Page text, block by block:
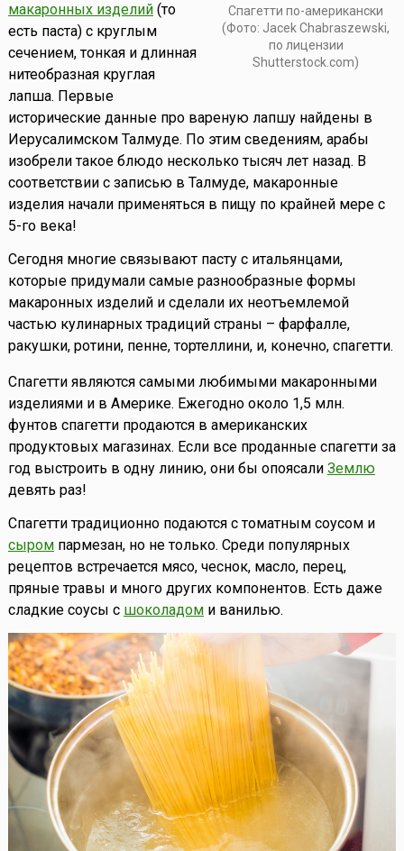
Спагетти по-американски
(Фото: Jacek Chabraszewski,
по лицензии
Shutterstock.com)
макаронных изделий(то
есть паста) с круглым
сечением, тонкая и длинная
нитеобразная круглая
лапша. Первые
исторические данные про вареную лапшу найдены в
Иерусалимском Талмуде. По этим сведениям, арабы
изобрели такое блюдо несколько тысяч лет назад. В
соответствии с записью в Талмуде, макаронные
изделия начали применяться в пищу по крайней мере с
5-го века!
Сегодня многие связывают пасту с итальянцами,
которые придумали самые разнообразные формы
макаронных изделий и сделали их неотъемлемой
частью кулинарных традиций страны – фарфалле,
ракушки, ротини, пенне, тортеллини, и, конечно, спагетти.
Спагетти являются самыми любимыми макаронными
изделиями и в Америке. Ежегодно около 1,5 млн.
фунтов спагетти продаются в американских
продуктовых магазинах. Если все проданные спагетти за
год выстроить в одну линию, они бы опоясали Землю
девять раз!
Спагетти традиционно подаются с томатным соусом и
сыромпармезан, но не только. Среди популярных
рецептов встречается мясо, чеснок, масло, перец,
пряные травы и много других компонентов. Есть даже
сладкие соусы с шоколадоми ванилью.